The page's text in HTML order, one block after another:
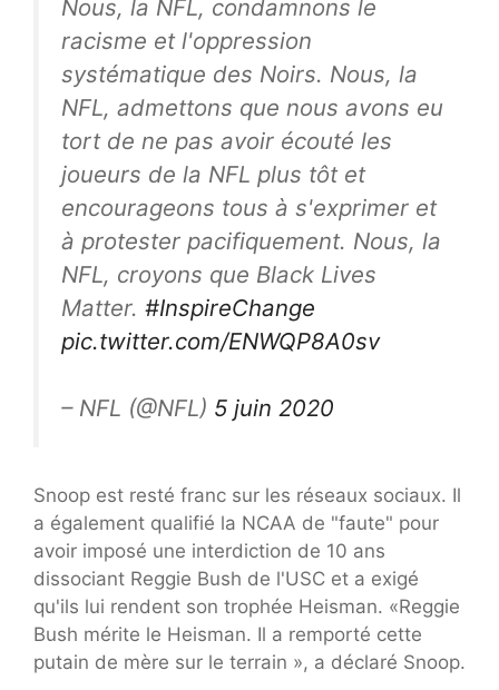
Nous, la NFL, condamnons le
racisme et l'oppression
systématique des Noirs. Nous, la
NFL, admettons que nous avons eu
tort de ne pas avoir écouté les
joueurs de la NFL plus tôt et
encourageons tous à s'exprimer et
à protester pacifiquement. Nous, la
NFL, croyons que Black Lives
Matter. #InspireChange
pic.twitter.com/ENWQP8A0sv
– NFL (@NFL) 5 juin 2020
Snoop est resté franc sur les réseaux sociaux. Il
a également qualifié la NCAA de "faute" pour
avoir imposé une interdiction de 10 ans
dissociant Reggie Bush de l'USC et a exigé
qu'ils lui rendent son trophée Heisman. «Reggie
Bush mérite le Heisman. Il a remporté cette
putain de mère sur le terrain », a déclaré Snoop.